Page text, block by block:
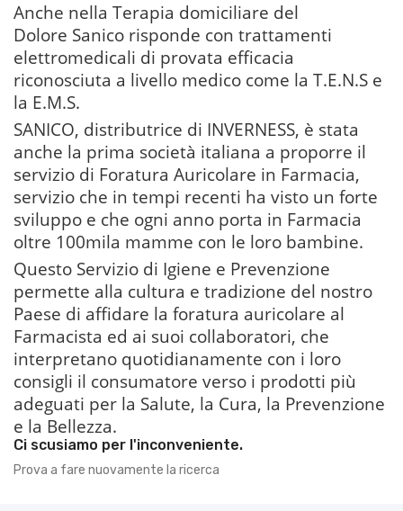
Anche nella Terapia domiciliare del
Dolore Sanico risponde con trattamenti
elettromedicali di provata efficacia
riconosciuta a livello medico come la T.E.N.S e
la E.M.S.
SANICO, distributrice di INVERNESS, è stata
anche la prima società italiana a proporre il
servizio di Foratura Auricolare in Farmacia,
servizio che in tempi recenti ha visto un forte
sviluppo e che ogni anno porta in Farmacia
oltre 100mila mamme con le loro bambine.
Questo Servizio di Igiene e Prevenzione
permette alla cultura e tradizione del nostro
Paese di affidare la foratura auricolare al
Farmacista ed ai suoi collaboratori, che
interpretano quotidianamente con i loro
consigli il consumatore verso i prodotti più
adeguati per la Salute, la Cura, la Prevenzione
e la Bellezza.
Ci scusiamo per l'inconveniente.
Prova a fare nuovamente la ricerca